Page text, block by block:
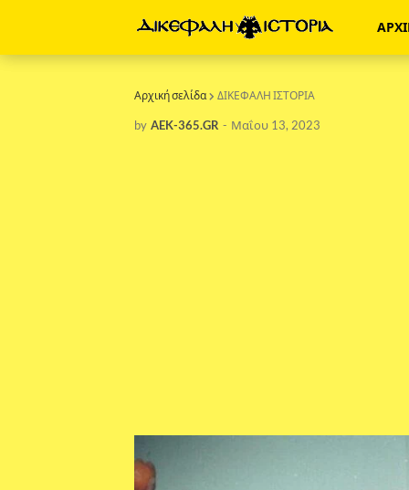
Αρχική σελίδα ΔΙΚΕΦΑΛΗ ΙΣΤΟΡΙΑ
by AEK-365.GR - Μαΐου 13, 2023